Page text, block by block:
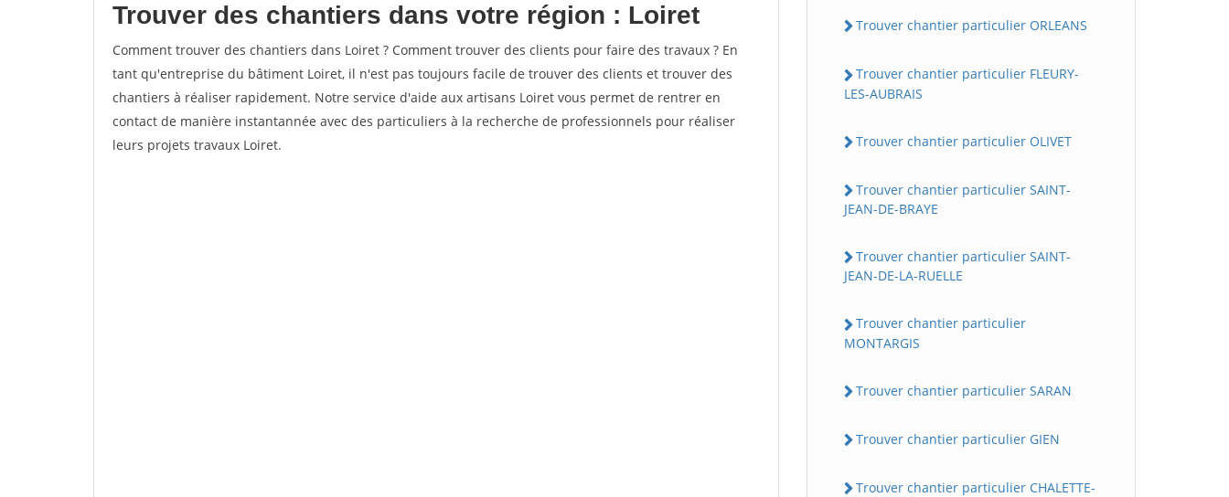
Trouver des chantiers dans votre région : Loiret
Comment trouver des chantiers dans Loiret ? Comment trouver des clients pour faire des travaux ? En
tant qu'entreprise du bâtiment Loiret, il n'est pas toujours facile de trouver des clients et trouver des
chantiers à réaliser rapidement. Notre service d'aide aux artisans Loiret vous permet de rentrer en
contact de manière instantannée avec des particuliers à la recherche de professionnels pour réaliser
leurs projets travaux Loiret.
Trouver chantier particulier ORLEANS
Trouver chantier particulier FLEURY-
LES-AUBRAIS
Trouver chantier particulier OLIVET
Trouver chantier particulier SAINT-
JEAN-DE-BRAYE
Trouver chantier particulier SAINT-
JEAN-DE-LA-RUELLE
Trouver chantier particulier
MONTARGIS
Trouver chantier particulier SARAN
Trouver chantier particulier GIEN
Trouver chantier particulier CHALETTE-